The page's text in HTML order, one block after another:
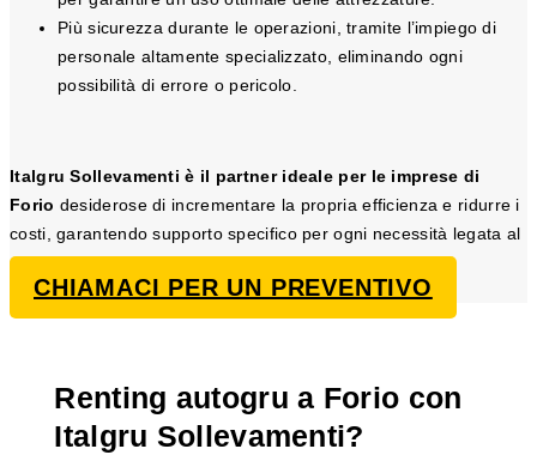
Più sicurezza durante le operazioni, tramite l’impiego di
personale altamente specializzato, eliminando ogni
possibilità di errore o pericolo.
Italgru Sollevamenti è il partner ideale per le imprese di
Forio desiderose di incrementare la propria efficienza e ridurre i
costi, garantendo supporto specifico per ogni necessità legata al
sollevamento.
CHIAMACI PER UN PREVENTIVO
Renting autogru a Forio con
Italgru Sollevamenti?